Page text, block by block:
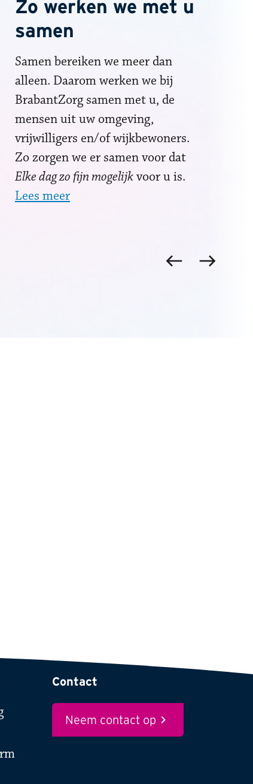
Zo werken we met u
samen
Samen bereiken we meer dan
alleen. Daarom werken we bij
BrabantZorg samen met u, de
mensen uit uw omgeving,
vrijwilligers en/of wijkbewoners.
Zo zorgen we er samen voor dat
Elke dag zo fijn mogelijkvoor u is.
Lees meer
Vorige Volgende
Contact
Neem contact op